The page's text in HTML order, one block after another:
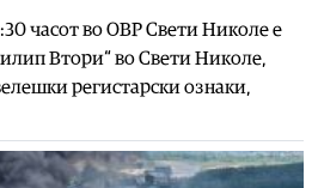
часот во ОВР Свети Николе е
Втори“ во Свети Николе,
регистарски ознаки,